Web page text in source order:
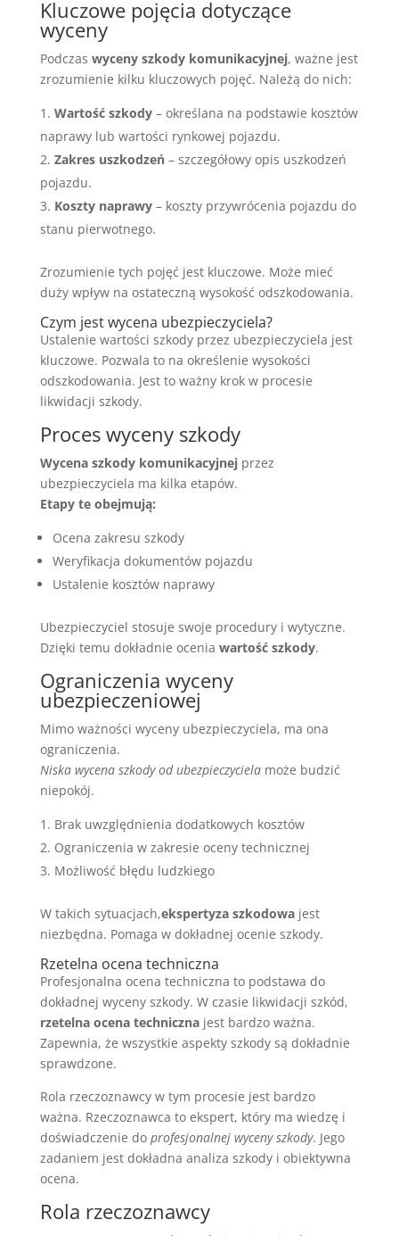
Kluczowe pojęcia dotyczące
wyceny
Podczas wyceny szkody komunikacyjnej, ważne jest
zrozumienie kilku kluczowych pojęć. Należą do nich:
Wartość szkody– określana na podstawie kosztów
naprawy lub wartości rynkowej pojazdu.
Zakres uszkodzeń– szczegółowy opis uszkodzeń
pojazdu.
Koszty naprawy– koszty przywrócenia pojazdu do
stanu pierwotnego.
Zrozumienie tych pojęć jest kluczowe. Może mieć
duży wpływ na ostateczną wysokość odszkodowania.
Czym jest wycena ubezpieczyciela?
Ustalenie wartości szkody przez ubezpieczyciela jest
kluczowe. Pozwala to na określenie wysokości
odszkodowania. Jest to ważny krok w procesie
likwidacji szkody.
Proces wyceny szkody
Wycena szkody komunikacyjnejprzez
ubezpieczyciela ma kilka etapów.
Etapy te obejmują:
Ocena zakresu szkody
Weryfikacja dokumentów pojazdu
Ustalenie kosztów naprawy
Ubezpieczyciel stosuje swoje procedury i wytyczne.
Dzięki temu dokładnie ocenia wartość szkody.
Ograniczenia wyceny
ubezpieczeniowej
Mimo ważności wyceny ubezpieczyciela, ma ona
ograniczenia.
Niska wycena szkody od ubezpieczycielamoże budzić
niepokój.
Brak uwzględnienia dodatkowych kosztów
Ograniczenia w zakresie oceny technicznej
Możliwość błędu ludzkiego
W takich sytuacjach,ekspertyza szkodowajest
niezbędna. Pomaga w dokładnej ocenie szkody.
Rzetelna ocena techniczna
Profesjonalna ocena techniczna to podstawa do
dokładnej wyceny szkody. W czasie likwidacji szkód,
rzetelna ocena technicznajest bardzo ważna.
Zapewnia, że wszystkie aspekty szkody są dokładnie
sprawdzone.
Rola rzeczoznawcy w tym procesie jest bardzo
ważna. Rzeczoznawca to ekspert, który ma wiedzę i
doświadczenie do profesjonalnej wyceny szkody. Jego
zadaniem jest dokładna analiza szkody i obiektywna
ocena.
Rola rzeczoznawcy